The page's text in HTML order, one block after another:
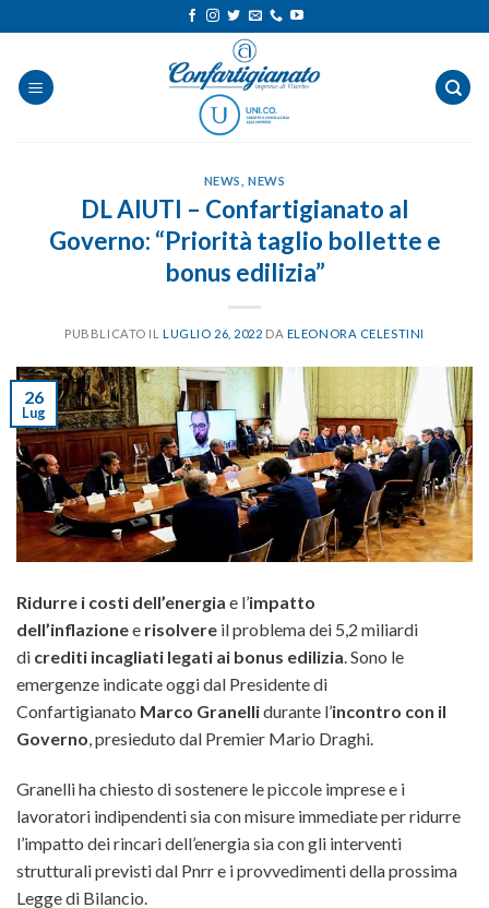
ai
contenuti
NEWS ,NEWS
DL AIUTI – Confartigianato al
Governo: “Priorità taglio bollette e
bonus edilizia”
PUBBLICATO ILLUGLIO 26, 2022 DA ELEONORA CELESTINI
26
Lug
Ridurre i costi dell’energia e l’impatto
dell’inflazionee risolvere il problema dei 5,2 miliardi
di crediti incagliati legati ai bonus edilizia . Sono le
emergenze indicate oggi dal Presidente di
Confartigianato Marco Granellidurante l’incontro con il
Governo , presieduto dal Premier Mario Draghi.
Granelli ha chiesto di sostenere le piccole imprese e i
lavoratori indipendenti sia con misure immediate per ridurre
l’impatto dei rincari dell’energia sia con gli interventi
strutturali previsti dal Pnrr e i provvedimenti della prossima
Legge di Bilancio.